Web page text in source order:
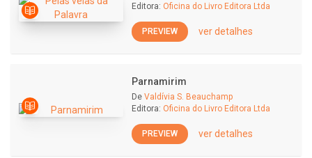
Editora: Oficina do Livro Editora Ltda
PREVIEW ver detalhes
Parnamirim
De Valdívia S. Beauchamp
Editora: Oficina do Livro Editora Ltda
PREVIEW ver detalhes